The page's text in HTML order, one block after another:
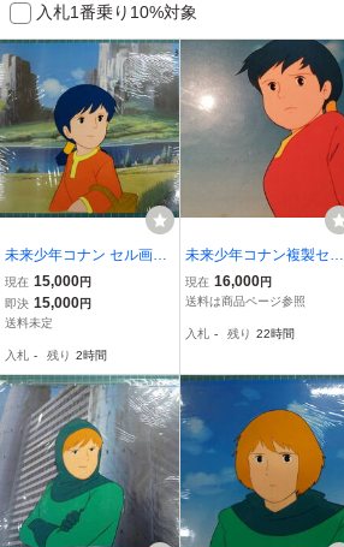
入札1番乗り10%対象
未来少年コナン セル画そ
の1 ラナ 手描き 原画 背景
カラーコピー 棚Bh-1ai
現在 15,000円
即決 15,000円
送料未定
入札 - 残り 2時間
未来少年コナン複製セル
画A1 背景カラーコピー
現在 16,000円
送料は商品ページ参照
入札 - 残り 22時間